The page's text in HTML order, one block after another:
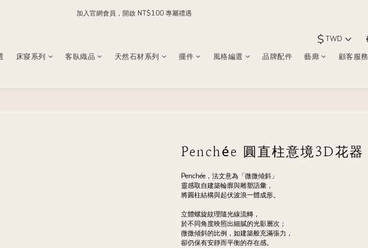
每日 24:00 前下單，現貨商品隔日出貨
加入官方 LINE，領取 NT$200 購物金
$ TWD
床寢系列 客臥織品 天然石材系列 擺件 風格編選 品牌配件 藝廊 顧客服務
Penchée 圓直柱意境3D花器
Penchée，法文意為「微微傾斜」
靈感取自建築輪廓與雕塑語彙，
將圓柱結構與起伏波浪一體成形。
立體螺旋紋理隨光線流轉，
於不同角度映照出細膩的光影層次；
微微傾斜的比例，如建築般充滿張力，
卻仍保有安靜而平衡的存在感。